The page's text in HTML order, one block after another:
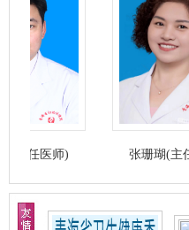
医师) 张珊瑚(主任医师)